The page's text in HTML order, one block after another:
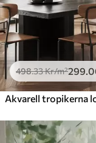
498.33Kr/m²299
Akvarell tropikerna